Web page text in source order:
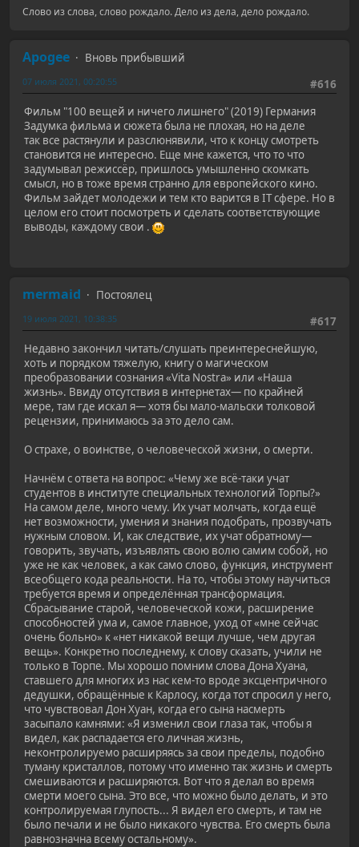
Слово из слова, слово рождало. Дело из дела, дело рождало.
Apogee
Вновь прибывший
#616
07 июля 2021, 00:20:55
Фильм "100 вещей и ничего лишнего" (2019) Германия
Задумка фильма и сюжета была не плохая, но на деле
так все растянули и разслюнявили, что к концу смотреть
становится не интересно. Еще мне кажется, что то что
задумывал режиссёр, пришлось умышленно скомкать
смысл, но в тоже время странно для европейского кино.
Фильм зайдет молодежи и тем кто варится в IT сфере. Но в
целом его стоит посмотреть и сделать соответствующие
выводы, каждому свои .
mermaid
Постоялец
#617
19 июля 2021, 10:38:35
Недавно закончил читать/слушать преинтереснейшую,
хоть и порядком тяжелую, книгу о магическом
преобразовании сознания «Vita Nostra» или «Наша
жизнь». Ввиду отсутствия в интернетах— по крайней
мере, там где искал я— хотя бы мало-мальски толковой
рецензии, принимаюсь за это дело сам.
О страхе, о воинстве, о человеческой жизни, о смерти.
Начнём с ответа на вопрос: «Чему же всё-таки учат
студентов в институте специальных технологий Торпы?»
На самом деле, много чему. Их учат молчать, когда ещё
нет возможности, умения и знания подобрать, прозвучать
нужным словом. И, как следствие, их учат обратному—
говорить, звучать, изъявлять свою волю самим собой, но
уже не как человек, а как само слово, функция, инструмент
всеобщего кода реальности. На то, чтобы этому научиться
требуется время и определённая трансформация.
Сбрасывание старой, человеческой кожи, расширение
способностей ума и, самое главное, уход от «мне сейчас
очень больно» к «нет никакой вещи лучше, чем другая
вещь». Конкретно последнему, к слову сказать, учили не
только в Торпе. Мы хорошо помним слова Дона Хуана,
ставшего для многих из нас кем-то вроде эксцентричного
дедушки, обращённые к Карлосу, когда тот спросил у него,
что чувствовал Дон Хуан, когда его сына насмерть
засыпало камнями: «Я изменил свои глаза так, чтобы я
видел, как распадается его личная жизнь,
неконтролируемо расширяясь за свои пределы, подобно
туману кристаллов, потому что именно так жизнь и смерть
смешиваются и расширяются. Вот что я делал во время
смерти моего сына. Это все, что можно было делать, и это
контролируемая глупость... Я видел его смерть, и там не
было печали и не было никакого чувства. Его смерть была
равнозначна всему остальному».